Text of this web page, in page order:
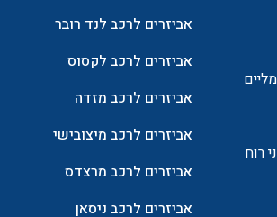
רוח
אביזרים לרכב לנד רובר
אביזרים לרכב לקסוס
אביזרים לרכב מזדה
אביזרים לרכב מיצובישי
אביזרים לרכב מרצדס
אביזרים לרכב ניסאן